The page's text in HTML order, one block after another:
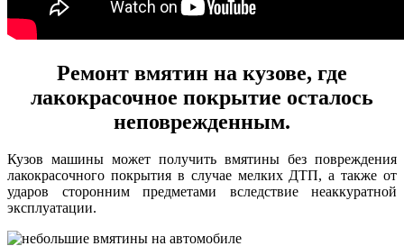
Ремонт вмятин на кузове, где
лакокрасочное покрытие осталось
неповрежденным.
Кузов машины может получить вмятины без повреждения
лакокрасочного покрытия в случае мелких ДТП, а также от
ударов сторонним предметами вследствие неаккуратной
эксплуатации.